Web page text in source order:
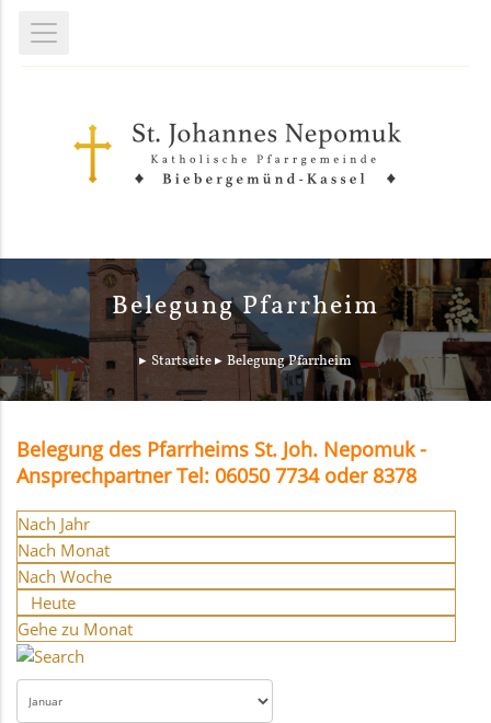
Belegung Pfarrheim
Startseite Belegung Pfarrheim
Belegung des Pfarrheims St. Joh. Nepomuk -
Ansprechpartner Tel: 06050 7734 oder 8378
Nach Jahr
Nach Monat
Nach Woche
Heute
Gehe zu Monat